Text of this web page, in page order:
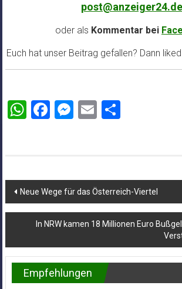
post@anzeiger24.de
oder als Kommentar bei
Euch hat unser Beitrag gefallen? Dann
WhatsApp
Facebook
Messenger
EmailTeilen
Beitragsnavigation
Neue Wege für das Österreich-Viertel
In NRW kamen 18 Millionen Euro
Empfehlungen